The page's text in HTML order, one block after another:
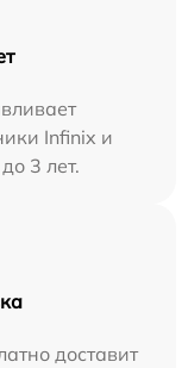
Infinix и
3 лет.
доставит